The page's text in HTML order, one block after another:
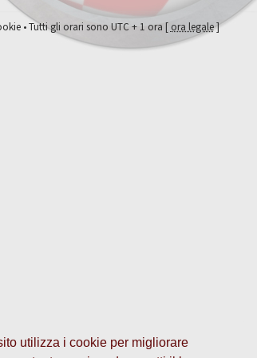
utilizza i cookie per migliorare
• Tutti gli orari sono UTC + 1 ora [ ora legale]